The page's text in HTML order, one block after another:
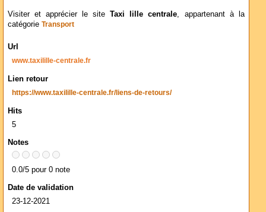
Visiter et apprécier le siteTaxi lille centrale, appartenant à la
catégorie Transport
Url
www.taxilille-centrale.fr
Lien retour
https://www.taxilille-centrale.fr/liens-de-retours/
Hits
5
Notes
0.0/5 pour 0 note
Date de validation
23-12-2021